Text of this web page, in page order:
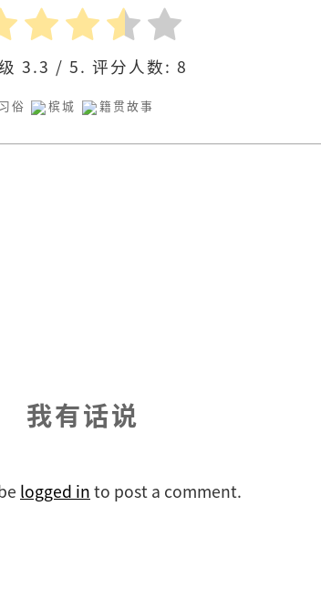
3.3 / 5. 评分人数: 8
俗 槟城 籍贯故事
我有话说
logged in to post a comment.